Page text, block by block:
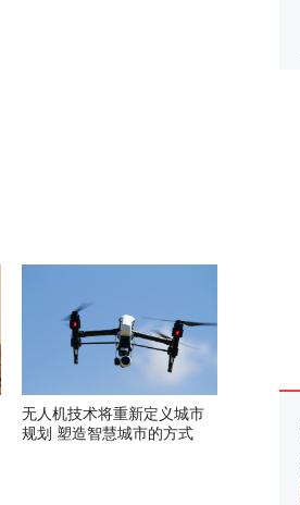
无人机技术将重新定义城市
规划 塑造智慧城市的方式